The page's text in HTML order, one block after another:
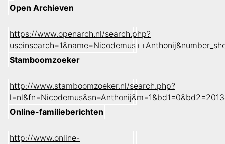
Open Archieven
https://www.openarch.nl/search.php?
Stamboomzoeker
http://www.stamboomzoeker.nl/search.php?
Online-familieberichten
http://www.online-